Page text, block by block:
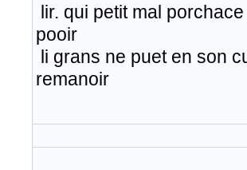
lir. qui petit mal
pooir
li grans ne puet en son
remanoir